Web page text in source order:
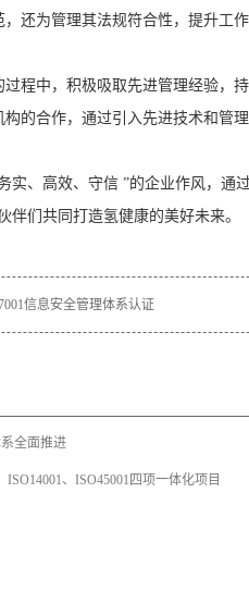
还为管理其法规符合性，提升工
程中，积极吸取先进管理经验
的合作，通过引入先进技术和管
实、高效、守信 ”的企业作风，
伴们共同打造氢健康的美好未来。
信息安全管理体系认证
全面推进
、ISO45001四项一体化项目